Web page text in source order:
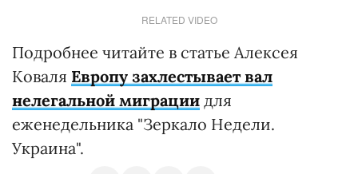
RELATED VIDEO
Подробнее читайте в статье Алексея
Коваля Европу захлестывает вал
нелегальной миграции для
еженедельника "Зеркало Недели.
Украина".